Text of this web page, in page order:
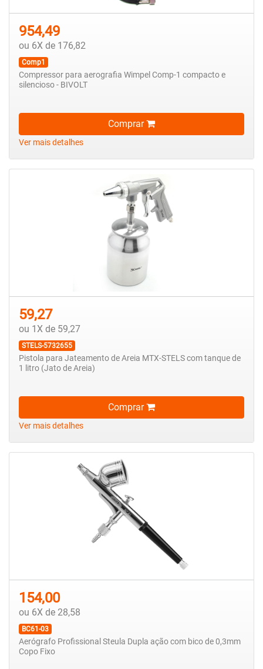
954,49
ou 6X de 176,82
Comp1
Compressor para aerografia Wimpel Comp-1 compacto e
silencioso - BIVOLT
Comprar
Ver mais detalhes
59,27
ou 1X de 59,27
STELS-5732655
Pistola para Jateamento de Areia MTX-STELS com tanque de
1 litro (Jato de Areia)
Comprar
Ver mais detalhes
154,00
ou 6X de 28,58
BC61-03
Aerógrafo Profissional Steula Dupla ação com bico de 0,3mm
Copo Fixo